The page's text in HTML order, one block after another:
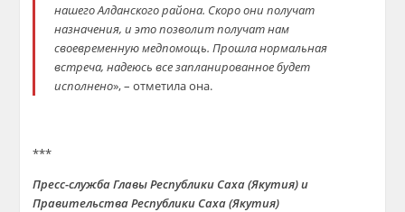
нашего Алданского района. Скоро они получат
назначения,и это позволит получат нам
своевременную медпомощь. Прошла нормальная
встреча, надеюсь все запланированное будет
исполнено», – отметила она.
***
Пресс-служба Главы Республики Саха (Якутия) и
Правительства Республики Саха(Якутия)